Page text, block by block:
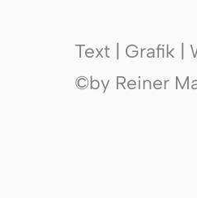
Text | Grafik |
©by Reiner